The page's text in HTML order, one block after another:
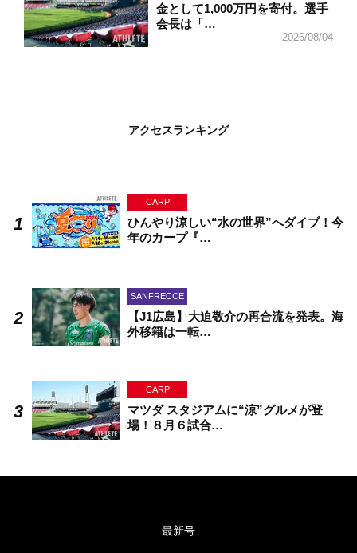
金として1,000万円を寄付。選手
会長は「…
2026/08/04
アクセスランキング
CARP
ひんやり涼しい“水の世界”へダイブ！今
年のカープ『…
SANFRECCE
【J1広島】大迫敬介の再合流を発表。海
外移籍は一転…
CARP
マツダ スタジアムに“涼”グルメが登
場！８月６試合…
最新号